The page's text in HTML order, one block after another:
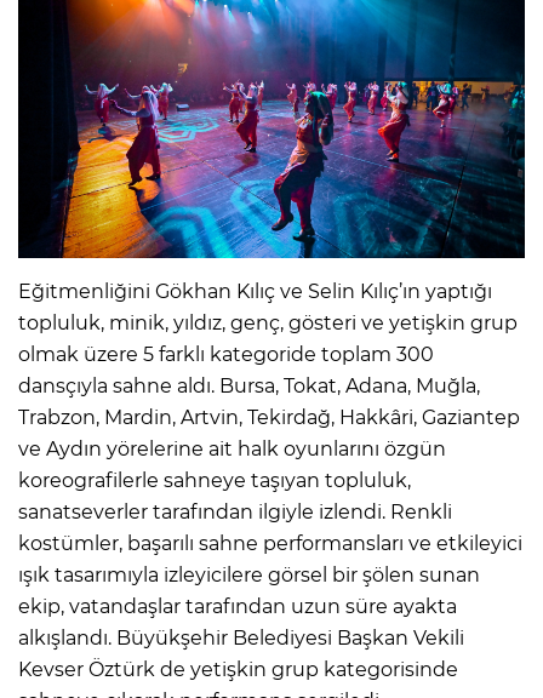
Eğitmenliğini Gökhan Kılıç ve Selin Kılıç’ın yaptığı
topluluk, minik, yıldız, genç, gösteri ve yetişkin grup
olmak üzere 5 farklı kategoride toplam 300
dansçıyla sahne aldı. Bursa, Tokat, Adana, Muğla,
Trabzon, Mardin, Artvin, Tekirdağ, Hakkâri, Gaziantep
ve Aydın yörelerine ait halk oyunlarını özgün
koreografilerle sahneye taşıyan topluluk,
sanatseverler tarafından ilgiyle izlendi. Renkli
kostümler, başarılı sahne performansları ve etkileyici
ışık tasarımıyla izleyicilere görsel bir şölen sunan
ekip, vatandaşlar tarafından uzun süre ayakta
alkışlandı. Büyükşehir Belediyesi Başkan Vekili
Kevser Öztürk de yetişkin grup kategorisinde